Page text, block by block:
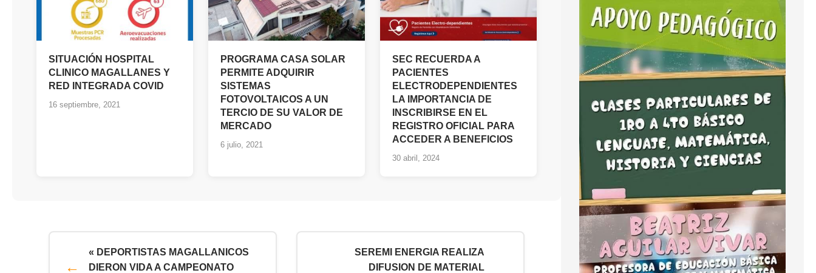
SITUACIÓN HOSPITAL
CLINICO MAGALLANES Y
RED INTEGRADA COVID
16 septiembre, 2021
PROGRAMA CASA SOLAR
PERMITE ADQUIRIR
SISTEMAS
FOTOVOLTAICOS A UN
TERCIO DE SU VALOR DE
MERCADO
6 julio, 2021
SEC RECUERDA A
PACIENTES
ELECTRODEPENDIENTES
LA IMPORTANCIA DE
INSCRIBIRSE EN EL
REGISTRO OFICIAL PARA
ACCEDER A BENEFICIOS
30 abril, 2024
« DEPORTISTAS MAGALLANICOS
DIERON VIDA A CAMPEONATO
SEREMI ENERGIA REALIZA
DIFUSION DE MATERIAL